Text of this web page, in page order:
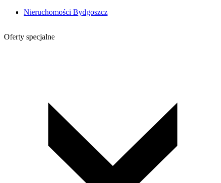
Nieruchomości Bydgoszcz
Oferty specjalne